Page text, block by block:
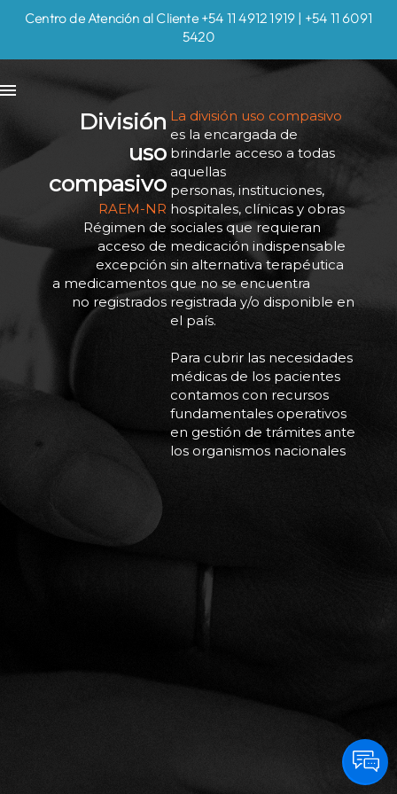
Centro de Atención al Cliente +54 11 4912 1919 | +54 11 6091
5420
División
uso
compasivo
RAEM-NR
Régimen de
acceso de
excepción
a medicamentos
no registrados
La división uso compasivo
es la encargada de
brindarle acceso a todas
aquellas
personas, instituciones,
hospitales, clínicas y obras
sociales que requieran
medicación indispensable
sin alternativa terapéutica
que no se encuentra
registrada y/o disponible en
el país.
Para cubrir las necesidades
médicas de los pacientes
contamos con recursos
fundamentales operativos
en gestión de trámites ante
los organismos nacionales
tratamiento personalizado
paciente para hacer llegar
surgir en el trayecto desde
la solicitud hasta que llega
para comenzar o continuar